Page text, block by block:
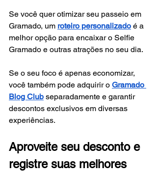
Se você quer otimizar seu passeio em
Gramado, um roteiro personalizado é a
melhor opção para encaixar o Selfie
Gramado e outras atrações no seu dia.
Se o seu foco é apenas economizar,
você também pode adquirir o Gramado
Blog Club separadamente e garantir
descontos exclusivos em diversas
experiências.
Aproveite seu desconto e
registre suas melhores